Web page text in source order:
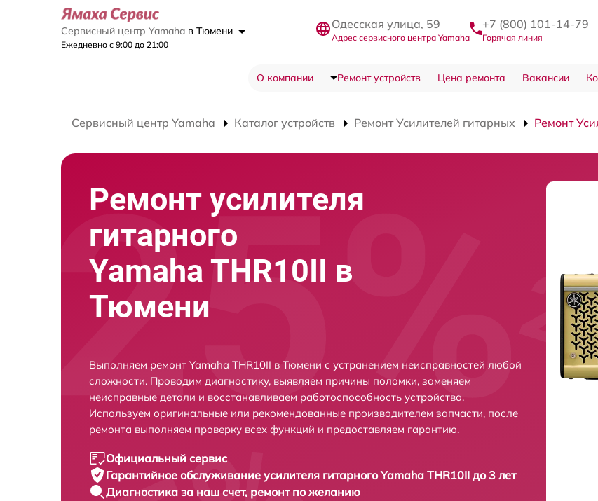
Сервисный центр Yamaha в Тюмени
Ежедневно с 9:00 до 21:00
Одесская улица, 59
Адрес сервисного центра Yamaha
+7 (800) 101-14-79
Горячая линия
О компании Ремонт устройств Цена ремонта Вакансии
Сервисный центр Yamaha Каталог устройств Ремонт Усилителей гитарных Ремонт
Ремонт усилителя
гитарного
Yamaha THR10II в
Тюмени
Выполняем ремонт Yamaha THR10II в Тюмени с устранением неисправностей любой
сложности. Проводим диагностику, выявляем причины поломки, заменяем
неисправные детали и восстанавливаем работоспособность устройства.
Используем оригинальные или рекомендованные производителем запчасти, после
ремонта выполняем проверку всех функций и предоставляем гарантию.
Официальный сервис
Гарантийное обслуживание усилителя гитарного Yamaha THR10II до 3 лет
Диагностика за наш счет, ремонт по желанию